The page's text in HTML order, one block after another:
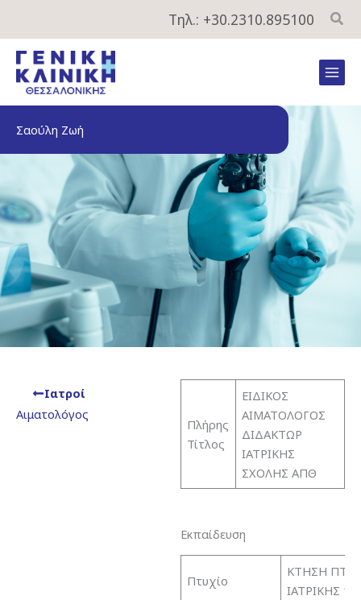
περιεχόμενο
Τηλ.: +30.2310.895100
Σαούλη Ζωή
Ιατροί
Αιματολόγος
Πλήρης
Τίτλος
ΕΙΔΙΚΟΣ
ΑΙΜΑΤΟΛΟΓΟΣ
ΔΙΔΑΚΤΩΡ
ΙΑΤΡΙΚΗΣ
ΣΧΟΛΗΣ ΑΠΘ
Εκπαίδευση
Πτυχίο
ΚΤΗΣΗ
ΙΑΤΡΙΚΗΣ